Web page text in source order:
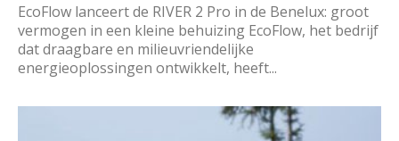
EcoFlow lanceert de RIVER 2 Pro in de Benelux: groot
vermogen in een kleine behuizing EcoFlow, het bedrijf
dat draagbare en milieuvriendelijke
energieoplossingen ontwikkelt, heeft...